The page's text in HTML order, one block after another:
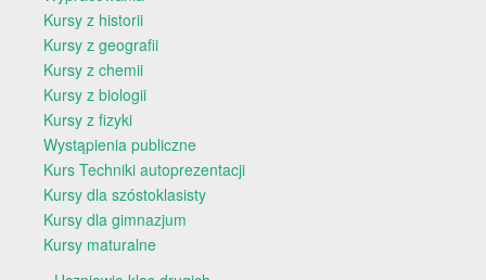
Kursy z historii
Kursy z geografii
Kursy z chemii
Kursy z biologii
Kursy z fizyki
Wystąpienia publiczne
Kurs Techniki autoprezentacji
Kursy dla szóstoklasisty
Kursy dla gimnazjum
Kursy maturalne